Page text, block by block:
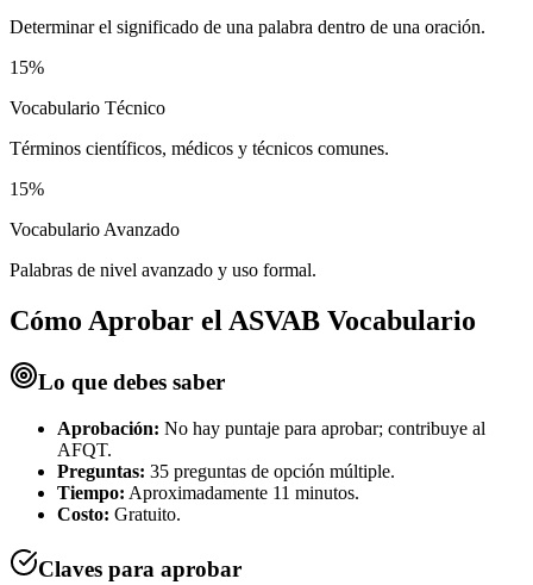
Determinar el significado de una palabra dentro de una oración.
15%
Vocabulario Técnico
Términos científicos, médicos y técnicos comunes.
15%
Vocabulario Avanzado
Palabras de nivel avanzado y uso formal.
Cómo Aprobar elASVAB Vocabulario
Lo que debes saber
Aprobación: No hay puntaje para aprobar; contribuye al
AFQT.
Preguntas: 35 preguntas de opción múltiple.
Tiempo: Aproximadamente 11 minutos.
Costo: Gratuito.
Claves para aprobar